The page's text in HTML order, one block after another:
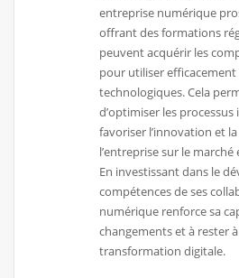
entreprise numérique
offrant des formations
peuvent acquérir les
pour utiliser
technologiques. Cela
d’optimiser les
favoriser l’innovation et
l’entreprise sur le
En investissant dans le
compétences de ses
numérique renforce sa
changements et à rester
transformation digitale.